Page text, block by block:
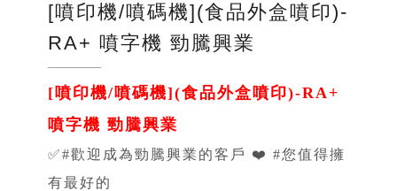
[噴印機/噴碼機](食品外盒噴印)-
RA+ 噴字機 勁騰興業
[噴印機/噴碼機](食品外盒噴印)-RA+
噴字機 勁騰興業
✅#歡迎成為勁騰興業的客戶 ❤️ #您值得擁
有最好的